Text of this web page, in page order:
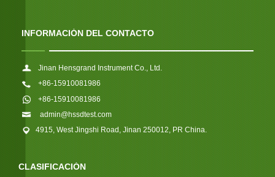
INFORMACIÓN DEL CONTACTO
Jinan Hensgrand Instrument Co., Ltd.
+86-15910081986
+86-15910081986
admin@hssdtest.com
4915, West Jingshi Road, Jinan 250012, PR China.
CLASIFICACIÓN